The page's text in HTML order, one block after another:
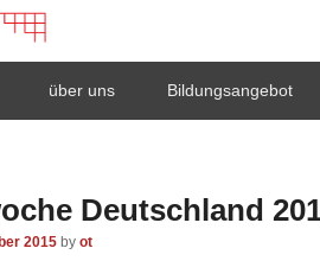
Dinslaken
II des Kreises Wesel
über uns Bildungsangebot
Deutschland
2015 by ot